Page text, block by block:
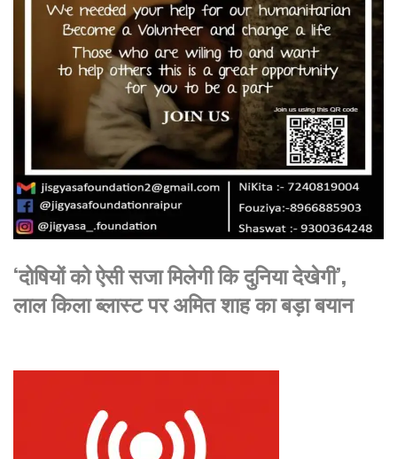
‘दोषियों को ऐसी सजा मिलेगी कि दुनिया देखेगी’,
लाल किला ब्लास्ट पर अमित शाह का बड़ा बयान